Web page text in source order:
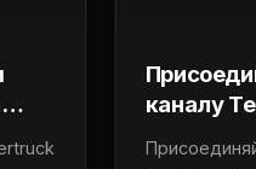
каналу